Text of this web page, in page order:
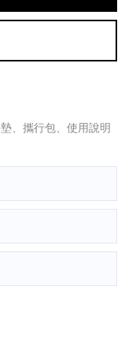
、攜行包、使用說明